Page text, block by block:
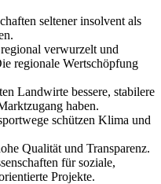
seltener insolvent als
verwurzelt und
regionale Wertschöpfung
Landwirte bessere, stabilere
haben.
schützen Klima und
Qualität und Transparenz.
für soziale,
Projekte.